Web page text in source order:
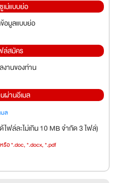
เม่แบบย่อ
อมูลแบบย่อ
ล์สมัคร
งานของท่าน
ผ่านอีเมล
ล
ฟล์ละไม่เกิน 10 MB จำกัด 3 ไฟล์)
รือ *.doc, *.docx, *.pdf